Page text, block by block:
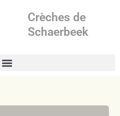
Crèches de
Schaerbeek